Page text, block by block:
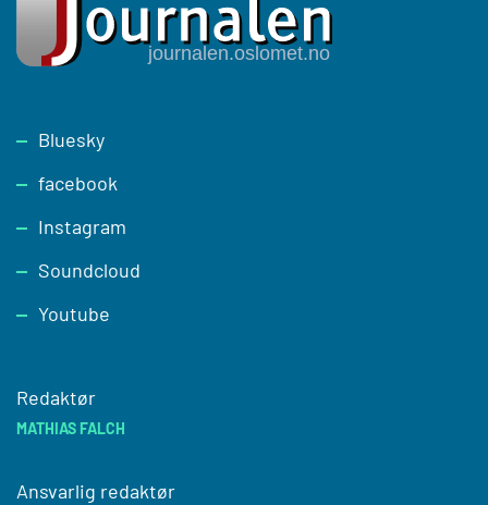
Footer
Bluesky
facebook
Instagram
Soundcloud
Youtube
Redaktør
MATHIAS FALCH
Ansvarlig redaktør